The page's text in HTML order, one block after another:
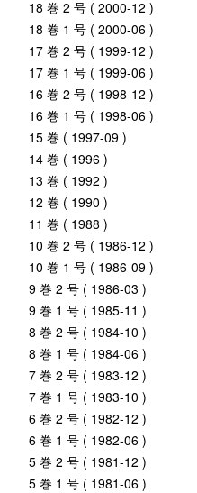
18 巻 2 号 ( 2000-12 )
18 巻 1 号 ( 2000-06 )
17 巻 2 号 ( 1999-12 )
17 巻 1 号 ( 1999-06 )
16 巻 2 号 ( 1998-12 )
16 巻 1 号 ( 1998-06 )
15 巻 ( 1997-09 )
14 巻 ( 1996 )
13 巻 ( 1992 )
12 巻 ( 1990 )
11 巻 ( 1988 )
10 巻 2 号 ( 1986-12 )
10 巻 1 号 ( 1986-09 )
9 巻 2 号 ( 1986-03 )
9 巻 1 号 ( 1985-11 )
8 巻 2 号 ( 1984-10 )
8 巻 1 号 ( 1984-06 )
7 巻 2 号 ( 1983-12 )
7 巻 1 号 ( 1983-10 )
6 巻 2 号 ( 1982-12 )
6 巻 1 号 ( 1982-06 )
5 巻 2 号 ( 1981-12 )
5 巻 1 号 ( 1981-06 )